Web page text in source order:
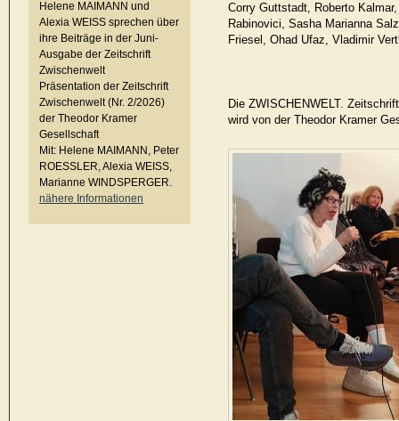
Helene MAIMANN und
Alexia WEISS sprechen über
ihre Beiträge in der Juni-
Ausgabe der Zeitschrift
Zwischenwelt
Präsentation der Zeitschrift
Zwischenwelt (Nr. 2/2026)
der Theodor Kramer
Gesellschaft
Mit: Helene MAIMANN, Peter
ROESSLER, Alexia WEISS,
Marianne WINDSPERGER.
nähere Informationen
Corry Guttstadt, Roberto
Rabinovici, Sasha Marianna
Friesel, Ohad Ufaz, Vladimir
Die ZWISCHENWELT.
wird von der Theodor Kramer